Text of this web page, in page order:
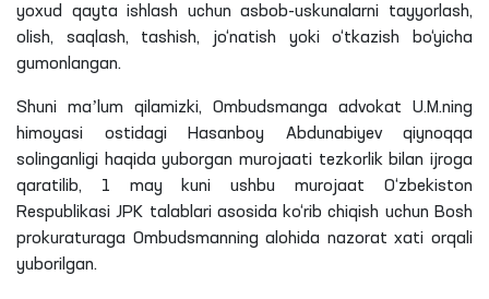
yoxud qayta ishlash uchun asbob-uskunalarni tayyorlash,
olish, saqlash, tashish, jo‘natish yoki o‘tkazish bo‘yicha
gumonlangan.
Shuni maʼlum qilamizki, Ombudsmanga advokat U.M.ning
himoyasi ostidagi
Hasanboy Abdunabiyevqiynoqqa
solinganligi haqida yuborgan murojaati tezkorlik bilan ijroga
qaratilib, 1 may kuni ushbu murojaat O‘zbekiston
Respublikasi JPK talablari asosida ko‘rib chiqish uchun Bosh
prokuraturaga Ombudsmanning alohida nazorat xati orqali
yuborilgan.